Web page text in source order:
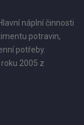
náplní činnosti
potravin,
potřeby.
2005 z